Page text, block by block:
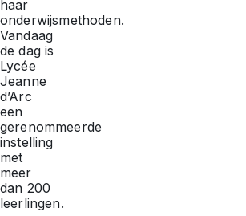
haar
onderwijsmethoden.
Vandaag
de dag is
Lycée
Jeanne
d’Arc
een
gerenommeerde
instelling
met
meer
dan 200
leerlingen.